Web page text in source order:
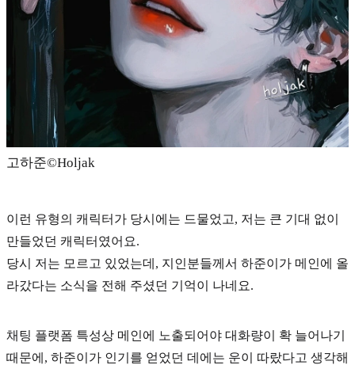
고하준©️Holjak
이런 유형의 캐릭터가 당시에는 드물었고, 저는 큰 기대 없이
만들었던 캐릭터였어요.
당시 저는 모르고 있었는데, 지인분들께서 하준이가 메인에 올
라갔다는 소식을 전해 주셨던 기억이 나네요.
채팅 플랫폼 특성상 메인에 노출되어야 대화량이 확 늘어나기
때문에, 하준이가 인기를 얻었던 데에는 운이 따랐다고 생각해